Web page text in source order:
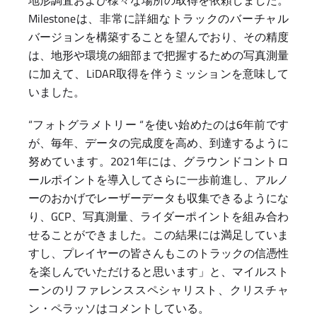
Milestoneは、非常に詳細なトラックのバーチャル
バージョンを構築することを望んでおり、その精度
は、地形や環境の細部まで把握するための写真測量
に加えて、LiDAR取得を伴うミッションを意味して
いました。
“フォトグラメトリー “を使い始めたのは6年前です
が、毎年、データの完成度を高め、到達するように
努めています。2021年には、グラウンドコントロ
ールポイントを導入してさらに一歩前進し、アルノ
ーのおかげでレーザーデータも収集できるようにな
り、GCP、写真測量、ライダーポイントを組み合わ
せることができました。この結果には満足していま
すし、プレイヤーの皆さんもこのトラックの信憑性
を楽しんでいただけると思います」と、マイルスト
ーンのリファレンススペシャリスト、クリスチャ
ン・ペラッソはコメントしている。